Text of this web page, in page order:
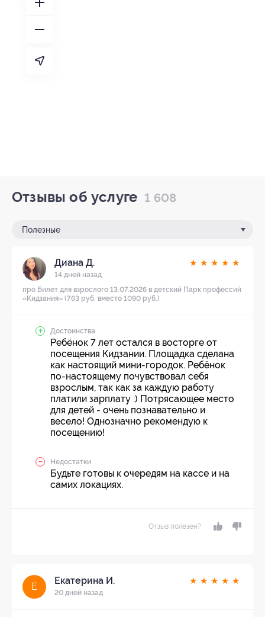
Отзывы об услуге 1 608
Полезные
Диана Д.
14 дней назад
★ ★ ★ ★ ★
про Билет для взрослого 13.07.2026 в детский Парк профессий
«Кидзания» (763 руб. вместо 1090 руб.)
Достоинства
Ребёнок 7 лет остался в восторге от
посещения Кидзании. Площадка сделана
как настоящий мини-городок. Ребёнок
по-настоящему почувствовал себя
взрослым, так как за каждую работу
платили зарплату :) Потрясающее место
для детей - очень познавательно и
весело! Однозначно рекомендую к
посещению!
Недостатки
Будьте готовы к очередям на кассе и на
самих локациях.
Отзыв полезен?
Е
Екатерина И.
20 дней назад
★ ★ ★ ★ ★